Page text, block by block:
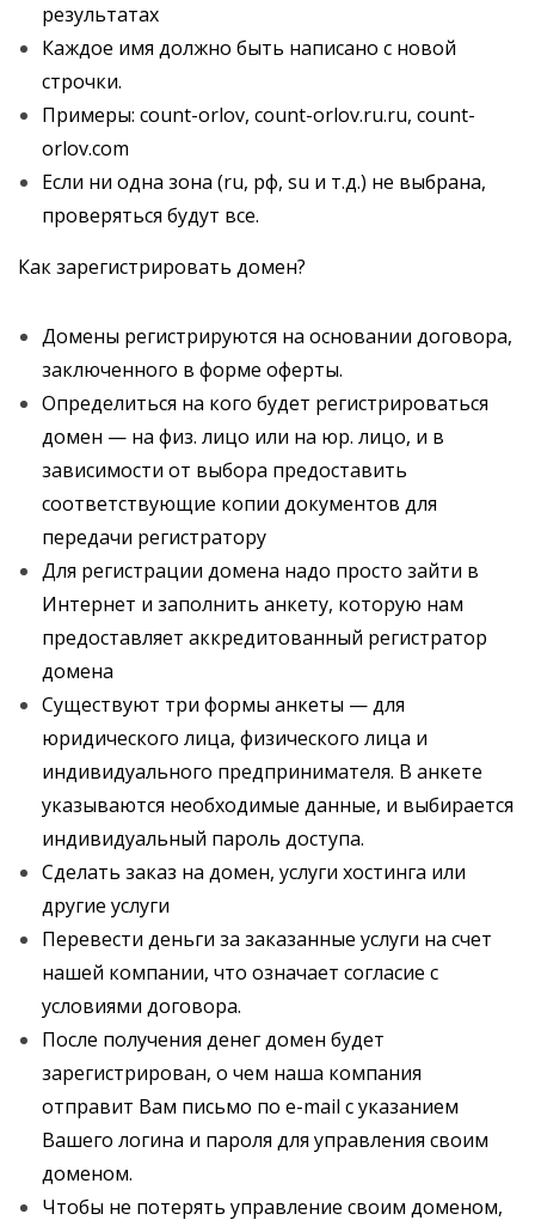
результатах
Каждое имя должно быть написано с новой
строчки.
Примеры: count-orlov, count-orlov.ru.ru, count-
orlov.com
Если ни одна зона (ru, рф, su и т.д.) не выбрана,
проверяться будут все.
Как зарегистрировать домен?
Домены регистрируются на основании договора,
заключенного в форме оферты.
Определиться на кого будет регистрироваться
домен — на физ. лицо или на юр. лицо, и в
зависимости от выбора предоставить
соответствующие копии документов для
передачи регистратору
Для регистрации домена надо просто зайти в
Интернет и заполнить анкету, которую нам
предоставляет аккредитованный регистратор
домена
Существуют три формы анкеты — для
юридического лица, физического лица и
индивидуального предпринимателя. В анкете
указываются необходимые данные, и выбирается
индивидуальный пароль доступа.
Сделать заказ на домен, услуги хостинга или
другие услуги
Перевести деньги за заказанные услуги на счет
нашей компании, что означает согласие с
условиями договора.
После получения денег домен будет
зарегистрирован, о чем наша компания
отправит Вам письмо по e-mail с указанием
Вашего логина и пароля для управления своим
доменом.
Чтобы не потерять управление своим доменом,